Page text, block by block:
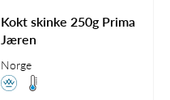
Kokt skinke 250g Prima
Jæren
Norge